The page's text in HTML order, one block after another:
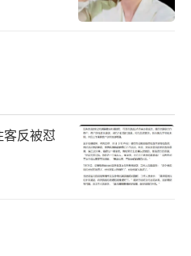
反被怼